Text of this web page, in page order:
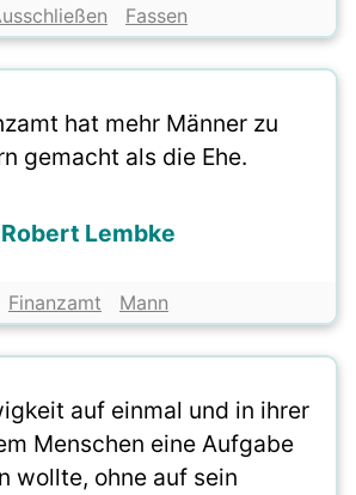
Fassen
hat mehr Männer zu
gemacht als die Ehe.
Robert Lembke
Finanzamt Mann
auf einmal und in ihrer
Menschen eine Aufgabe
wollte, ohne auf sein